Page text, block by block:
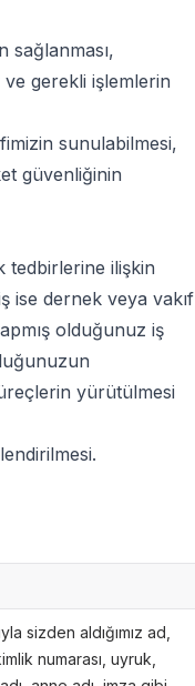
ve gerekli işlemlerin
sunulabilmesi,
güvenliğinin
tedbirlerine ilişkin
ise dernek veya vakıf
olduğunuz iş
yürütülmesi
sizden aldığımız ad,
numarası, uyruk,